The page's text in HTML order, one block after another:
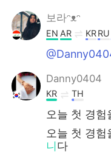
보라ᵔᴥᵔ
EN AR KRRU
Danny0404
KR TH
오늘 첫 경
오늘 첫 경
니다